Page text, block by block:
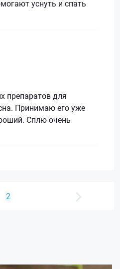
уснуть и спать
препаратов для
Принимаю его уже
Сплю очень
2